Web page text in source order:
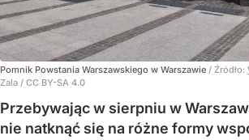
Pomnik Powstania Warszawskiego w Warszawie / Źródło:
Zala / CC BY-SA 4.0
Przebywając w sierpniu w
nie natknąć się na różne formy